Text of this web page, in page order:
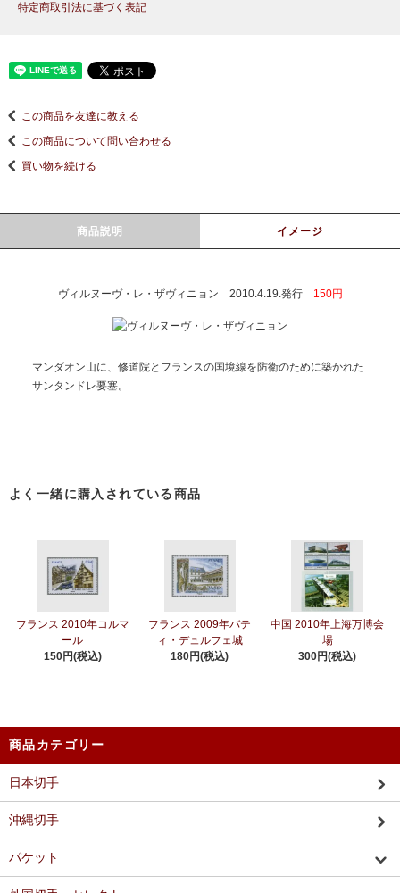
特定商取引法に基づく表記
この商品を友達に教える
この商品について問い合わせる
買い物を続ける
商品説明 イメージ
ヴィルヌーヴ・レ・ザヴィニョン 2010.4.19.発行 150円
マンダオン山に、修道院とフランスの国境線を防衛のために築かれた
サンタンドレ要塞。
よく一緒に購入されている商品
フランス 2010年コルマ
ール
150円(税込)
フランス 2009年バテ
ィ・デュルフェ城
180円(税込)
中国 2010年上海万博会
場
300円(税込)
商品カテゴリー
日本切手
沖縄切手
パケット